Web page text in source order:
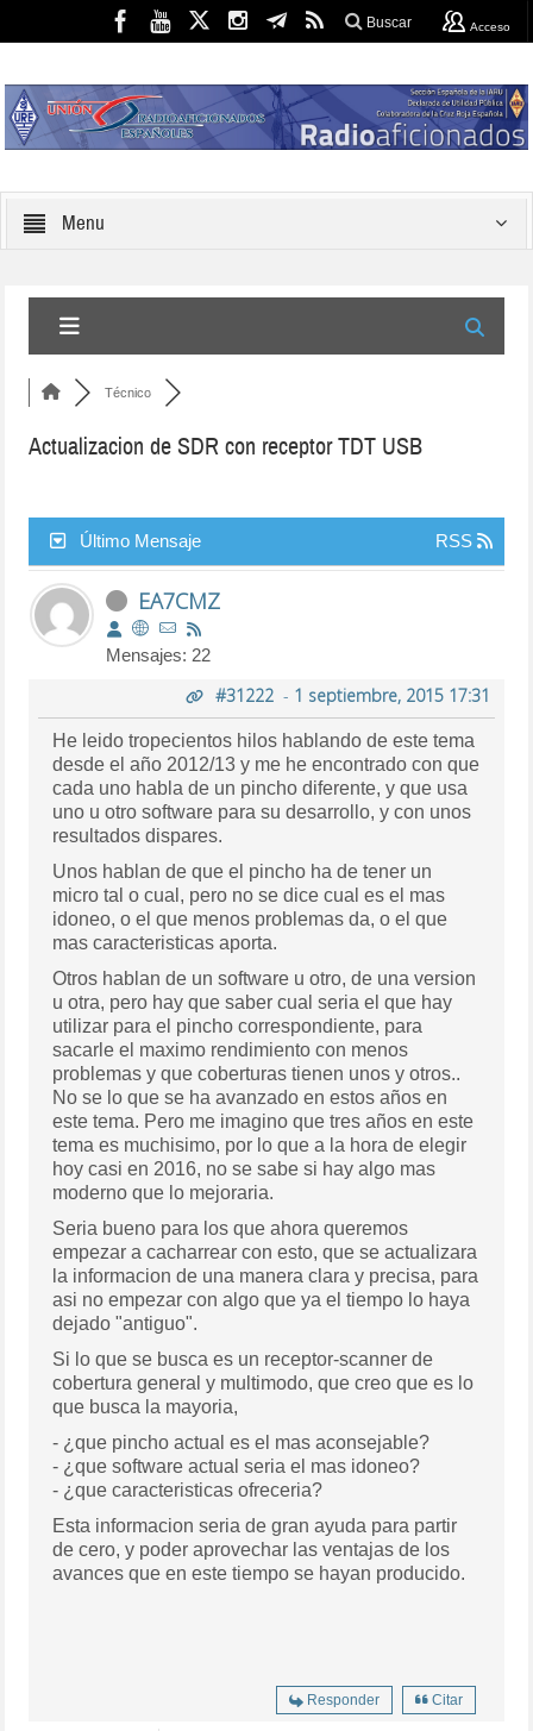
Buscar Acceso
Menu
Técnico
Actualizacion de SDR con receptor TDT USB
Último Mensaje RSS
EA7CMZ
Mensajes: 22
#31222- 1 septiembre, 2015 17:31
He leido tropecientos hilos hablando de este tema
desde el año 2012/13 y me he encontrado con que
cada uno habla de un pincho diferente, y que usa
uno u otro software para su desarrollo, y con unos
resultados dispares.
Unos hablan de que el pincho ha de tener un
micro tal o cual, pero no se dice cual es el mas
idoneo, o el que menos problemas da, o el que
mas caracteristicas aporta.
Otros hablan de un software u otro, de una version
u otra, pero hay que saber cual seria el que hay
utilizar para el pincho correspondiente, para
sacarle el maximo rendimiento con menos
problemas y que coberturas tienen unos y otros..
No se lo que se ha avanzado en estos años en
este tema. Pero me imagino que tres años en este
tema es muchisimo, por lo que a la hora de elegir
hoy casi en 2016, no se sabe si hay algo mas
moderno que lo mejoraria.
Seria bueno para los que ahora queremos
empezar a cacharrear con esto, que se actualizara
la informacion de una manera clara y precisa, para
asi no empezar con algo que ya el tiempo lo haya
dejado "antiguo".
Si lo que se busca es un receptor-scanner de
cobertura general y multimodo, que creo que es lo
que busca la mayoria,
- ¿que pincho actual es el mas aconsejable?
- ¿que software actual seria el mas idoneo?
- ¿que caracteristicas ofreceria?
Esta informacion seria de gran ayuda para partir
de cero, y poder aprovechar las ventajas de los
avances que en este tiempo se hayan producido.
Responder Citar